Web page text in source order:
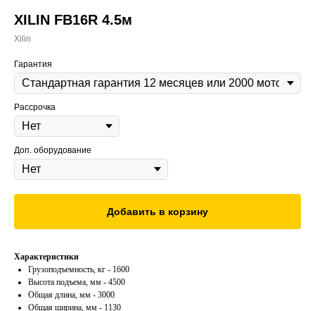
XILIN FB16R 4.5м
Xilin
Гарантия
Рассрочка
Доп. оборудование
Добавить в корзину
Характеристики
Грузоподъемность, кг - 1600
Высота подъема, мм - 4500
Общая длина, мм - 3000
Общая ширина, мм - 1130